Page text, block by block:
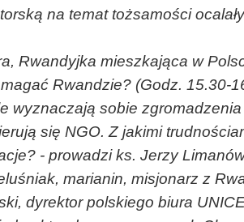
na temat tożsamości
Rwandyjka mieszkająca w
Rwandzie? (Godz. 15.30-
sobie zgromadzenia
się NGO. Z jakimi
- prowadzi ks. Jerzy
marianin, misjonarz z
dyrektor polskiego biura